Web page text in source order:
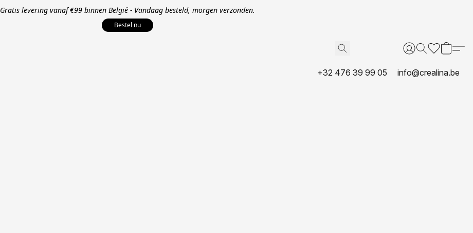
Gratis levering vanaf €99 binnen België - Vandaag besteld, morgen verzonden.
Bestel nu
+32 476 39 99 05 info@crealina.be